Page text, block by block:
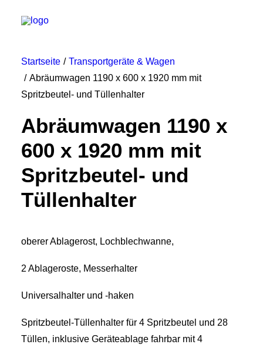
PRODUKTE
KONTAKT
Startseite
Transportgeräte & Wagen
Abräumwagen 1190 x 600 x 1920 mm mit
Spritzbeutel- und Tüllenhalter
Abräumwagen 1190 x
600 x 1920 mm mit
Spritzbeutel- und
Tüllenhalter
oberer Ablagerost, Lochblechwanne,
2 Ablageroste, Messerhalter
Universalhalter und -haken
Spritzbeutel-Tüllenhalter für 4 Spritzbeutel und 28
Tüllen, inklusive Geräteablage fahrbar mit 4